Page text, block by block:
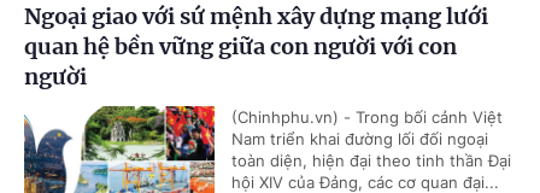
Ngoại giao với sứ mệnh xây dựng mạng lưới
quan hệ bền vững giữa con người với con
người
(Chinhphu.vn) - Trong bối cảnh Việt
Nam triển khai đường lối đối ngoại
toàn diện, hiện đại theo tinh thần Đại
hội XIV của Đảng, các cơ quan đại...